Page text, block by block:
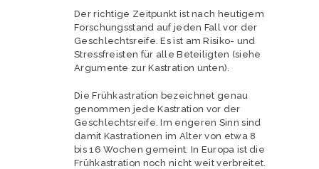
Der richtige Zeitpunkt ist nach heutigem
Forschungsstand auf jeden Fall vor der
Geschlechtsreife. Es ist am Risiko- und
Stressfreisten für alle Beteiligten (siehe
Argumente zur Kastration unten).
Die Frühkastration bezeichnet genau
genommen jede Kastration vor der
Geschlechtsreife. Im engeren Sinn sind
damit Kastrationen im Alter von etwa 8
bis 16 Wochen gemeint. In Europa ist die
Frühkastration noch nicht weit verbreitet.